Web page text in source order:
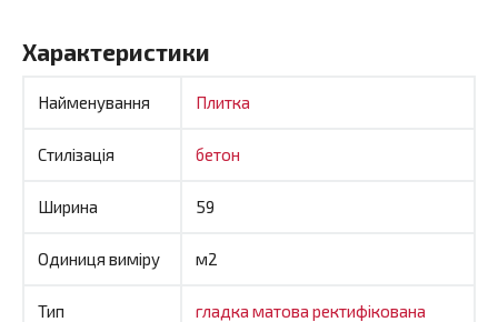
Характеристики
Найменування Плитка
Стилізація бетон
Ширина 59
Одиниця виміру м2
Тип гладка матова ректифікована